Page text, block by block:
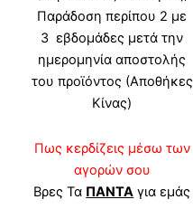
Παράδοση περίπου 2 με
3 εβδομάδες μετά την
ημερομηνία αποστολής
του προϊόντος (Αποθήκες
Κίνας)
Πως κερδίζεις μέσω των
αγορών σου
Βρες Τα ΠΑΝΤΑ για εμάς